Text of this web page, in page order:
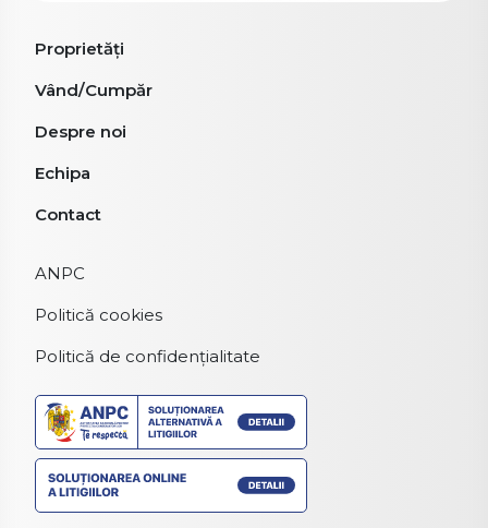
Proprietăți
Vând/Cumpăr
Despre noi
Echipa
Contact
ANPC
Politică cookies
Politică de confidențialitate